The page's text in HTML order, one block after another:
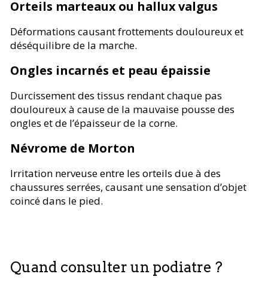
Orteils marteaux ou hallux valgus
Déformations causant frottements douloureux et
déséquilibre de la marche.
Ongles incarnés et peau épaissie
Durcissement des tissus rendant chaque pas
douloureux à cause de la mauvaise pousse des
ongles et de l’épaisseur de la corne.
Névrome de Morton
Irritation nerveuse entre les orteils due à des
chaussures serrées, causant une sensation d’objet
coincé dans le pied.
Quand consulter un podiatre ?